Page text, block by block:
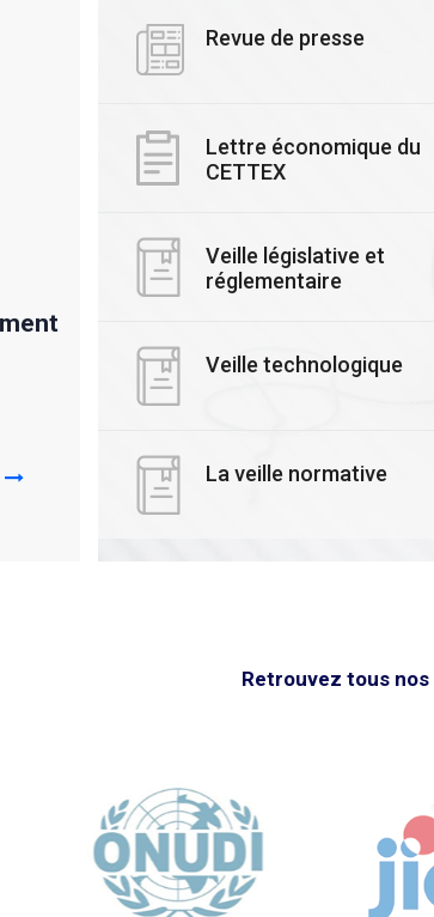
#ACTUALITE
24 mars 2025
réduisez et valorisez
𝙫𝙤𝙩𝙧𝙚 𝙚𝙢𝙥𝙧𝙚𝙞𝙣𝙩𝙚
𝙘𝙖𝙧𝙗𝙤𝙣𝙚 avec le
Revue de presse
Lettre économique du
CETTEX
Veille législative et
réglementaire
Veille technologique
La veille normative
Retrouvez tous